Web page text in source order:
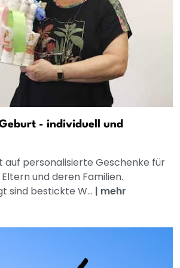
- individuell und
auf personalisierte Geschenke für
und deren Familien.
sind bestickte W... | mehr